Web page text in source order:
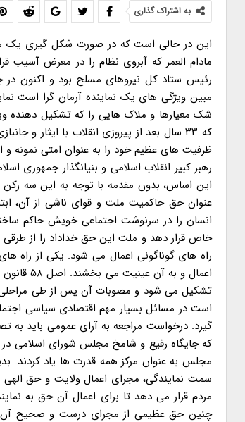
به اشتراک گذاری
این در حالی است که در صورت شکل گیری یک مجلس کارآمد با نگاه های اصولی و تخصصی، ماجراهایی مانند وقف دانشگاه آزاد یا تصویب حقوق مادام العمر که آبروی نظام را در معرض آسیب قرار می دهد، تکرار نخواهد شد. مصاحبه رجانیوز با سردار حسن حمید زاده که تا چندی پیش معاون رئیس ستاد کل نیروهای مسلح بود و اکنون در جبهه پایداری انقلاب اسلامی حضور فعالی دارد، منتشر می شود: مضامین بلند سوگندنامه نمایندگی مبین ویژگی های یک نماینده آرمان گرا است نماینده آرمان گرا باید چه ویژگی هایی داشته باشد و این ویژگی ها به چه شکل باید احراز شود؟ بدون شک معیارها و ملاک هایی را که تشکیل دهنده ویژگی های آرمانی یک نماینده منتخب مردم در مجلس شورای اسلامی است، آن هم مردمی آرمان گرا که ۳۳ سال بعد از پیروزی انقلاب با ایثار و جانبازی و بصیرت و صبری اعجاب انگیز و اعجاب آمیز توانسته اند با تبعیت از مقام ولایت شایستگی ها و ظرفیت های عظیم خود را به عنوان امتی نمونه و الگویی سازنده و الهام بخش به اثبات رسانند و به نمایش بگذارند، باید در وصیت نامه سیاسی – الهی رهبر کبیر انقلاب اسلامی و بنیانگذار جمهوری اسلامی، رهنمودهای مقام معظم رهبری خلف صالح و حاضر آن رهبر الهی و قانون اساسی جستجو کرد. بر این اساس، بدون مقدمه با توجه به این سه رکن مهم و اساسی به تبیین ویژگی های نماینده آرمان گرا می پردازم. در فصل پنجم قانون اساسی تحت عنوان حق حاکمیت ملت و قوای ناشی از آن، ابتدا در اصل ۵۶ قانون اساسی آمده است “حاکمیت مطلق بر جهان و انسان از آن خداست و هم او انسان را در سرنوشت اجتماعی خویش حاکم ساخته است هیچ کس نمی تواند این حق الهی را از انسان سلب کند یا در خدمت منافع فرد یا گروهی خاص قرار دهد و ملت این حق خداداد را از طرقی که در اصول بعد می آید اعمال می کند.” این حق خداداد ملت که حقی الهی و سلب ناشدنی است، از راه های گوناگونی اعمال می شود. یکی از راه های اعمال این حق از سوی ملت، انتخاب نمایندگانی است که با تشکیل قوه مقننه، حق خداداد آنان را اعمال و به آن عینیت می بخشند. اصل ۵۸ قانون اساسی می گوید اعمال قوه مقننه از طریق مجلس شورای اسلامی است که از نمایندگان منتخب مردم تشکیل می شود و مصوبات آن پس از طی مراحلی که در اصول بعد می آید، برای اجرا به قوه مجریه و قوه قضاییه ابلاغ می شود. در اصل ۵۹ نیز آمده است در مسائل بسیار مهم اقتصادی سیاسی اجتماعی و فرهنگی، ممکن است اعمال قوه مقننه از راه همه پرسی و مراجعه مستقیم به آرای مردم صورت گیرد. درخواست مراجعه به آرای عمومی باید به تصویب دو سوم مجموع نمایندگان مجلس برسد. همین سه اصل یعنی اصول ۵۶، ۵۸ و ۵۹ کافی است که جایگاه رفیع و شامخ مجلس شورای اسلامی در ساختار نظام مشخص شود. امام عظیم الشان ما با عنایت به این جایگاه برجسته و بی بدیل، بارها از مجلس به عنوان مرکز همه قدرت ها یاد کردند. بدیهی است که در مرکز همه قدرت ها به تعبیر امام (ره) عصاره فضائل ملت، باید حضور یابند. بنابراین سمت نمایندگی، مجرای اعمال ولایت و حق الهی در جامعه است و این بزرگ ترین و خطیرترین مسئولیت برای کسی است که خود را در معرض آرای مردم قرار می دهد تا برای اعمال آن حق به نمایندگی از سوی مردم به مجلس راه یابد. بر این اساس، قانون اساسی در اصل ۶۷ برای تضمین اعمال چنین حق عظیمی از مجرای درست و صحیح آن به سوگندنامه ای اشاره می کند که در صورت التزام به مفاد آن از سوی نماینده منتخب، یقینا به بهترین وجه ممکن، سلامت، استحکام و اتقان قوه مقننه در تحقق وظایف خطیر این قوه عملی خواهد شد. اصل ۶۷ قانون اساسی یک سوگندنامه معمولی و متعارف نیست بلکه حاکی از وظایف خطیر و سنگینی است که نمایندگان مجلس با ورود به سنگر قوه مقننه باید همواره آن را نصب العین قرار داده و تصمیمات خود را بر اساس مفاد آن تطبیق داده و تنظیم